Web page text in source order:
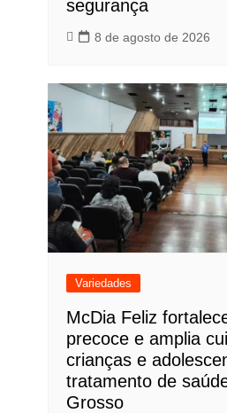
segurança
8 de agosto de 2026
Variedades
McDia Feliz
precoce e amplia
crianças e
tratamento de
Grosso